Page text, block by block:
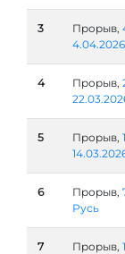
3 Прорыв,
4.04.2026
4 Прорыв,
5 Прорыв,
6 Прорыв,
Русь
7 Прорыв,